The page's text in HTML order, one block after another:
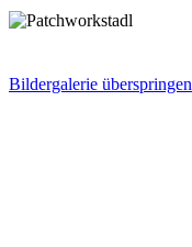
Bildergalerie überspringen